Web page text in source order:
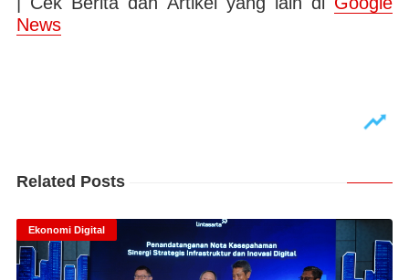
News
Related Posts
Ekonomi Digital